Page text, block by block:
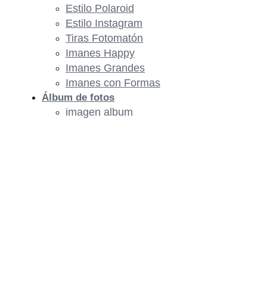
Estilo Polaroid
Estilo Instagram
Tiras Fotomatón
Imanes Happy
Imanes Grandes
Imanes con Formas
Álbum de fotos
imagen album